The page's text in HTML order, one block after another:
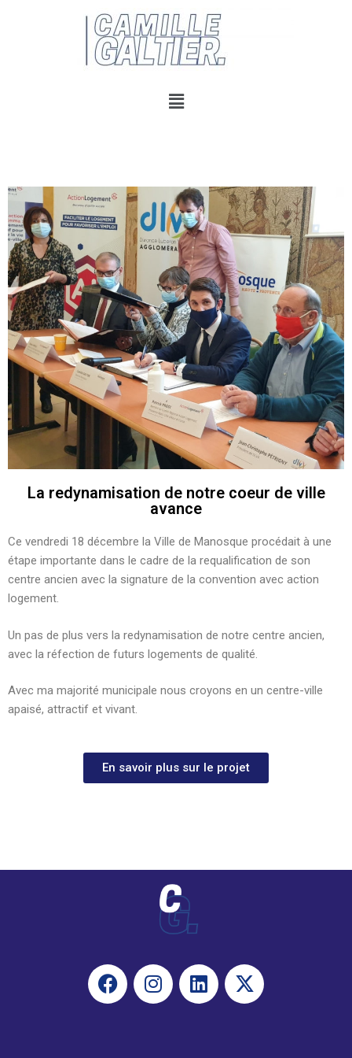
La redynamisation de notre coeur de ville
avance
Ce vendredi 18 décembre la Ville de Manosque procédait à une
étape importante dans le cadre de la requalification de son
centre ancien avec la signature de la convention avec action
logement.
Un pas de plus vers la redynamisation de notre centre ancien,
avec la réfection de futurs logements de qualité.
Avec ma majorité municipale nous croyons en un centre-ville
apaisé, attractif et vivant.
En savoir plus sur le projet